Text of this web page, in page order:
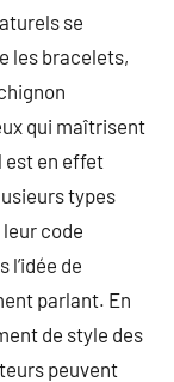
se
les bracelets,
qui maîtrisent
est en effet
types
leur code
de
parlant. En
de style des
peuvent